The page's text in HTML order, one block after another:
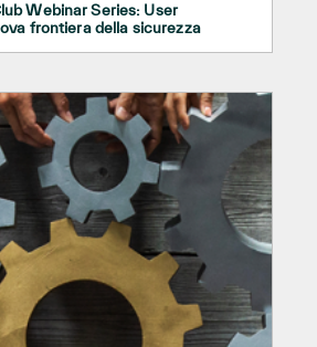
Webinar Series: User
frontiera della sicurezza